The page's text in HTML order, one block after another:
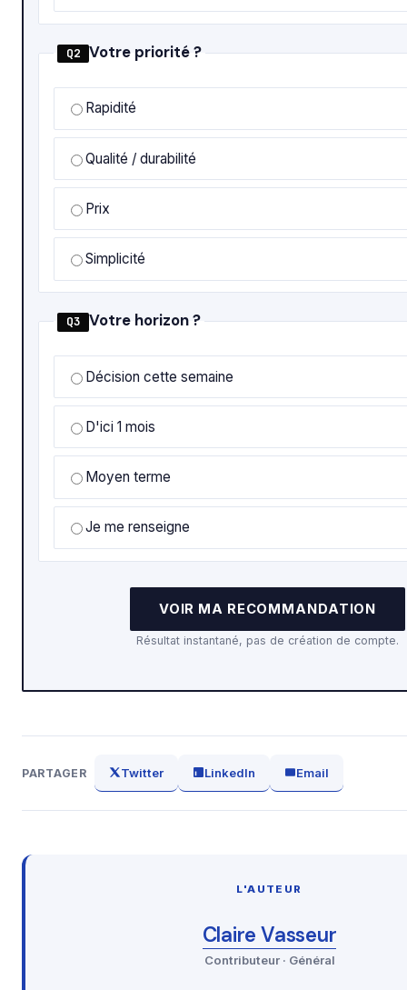
Q2 Votre priorité ?
Rapidité
Qualité / durabilité
Prix
Simplicité
Q3 Votre horizon ?
Décision cette semaine
D'ici 1 mois
Moyen terme
Je me renseigne
VOIR MA RECOMMANDATION
Résultat instantané, pas de création de compte.
PARTAGER Twitter LinkedIn Email
L'AUTEUR
Claire Vasseur
Contributeur · Général